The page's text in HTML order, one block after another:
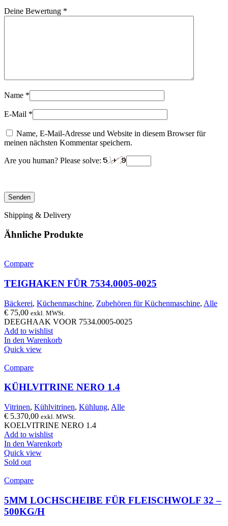
Deine Bewertung *
Name *
E-Mail *
Name, E-Mail-Adresse und Website in diesem Browser für
meinen nächsten Kommentar speichern.
Are you human? Please solve:
Shipping & Delivery
Ähnliche Produkte
Compare
TEIGHAKEN FÜR 7534.0005-0025
Bäckerei, Küchenmaschine, Zubehören für Küchenmaschine, Alle
€ 75,00 exkl. MWSt.
DEEGHAAK VOOR 7534.0005-0025
Add to wishlist
In den Warenkorb
Quick view
Compare
KÜHLVITRINE NERO 1.4
Vitrinen, Kühlvitrinen, Kühlung, Alle
€ 5.370,00 exkl. MWSt.
KOELVITRINE NERO 1.4
Add to wishlist
In den Warenkorb
Quick view
Sold out
Compare
5MM LOCHSCHEIBE FÜR FLEISCHWOLF 32 –
500KG/H